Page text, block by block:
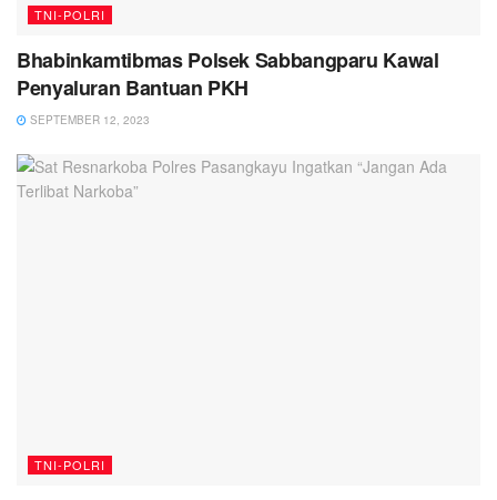
TNI-POLRI
Bhabinkamtibmas Polsek Sabbangparu Kawal
Penyaluran Bantuan PKH
SEPTEMBER 12, 2023
TNI-POLRI